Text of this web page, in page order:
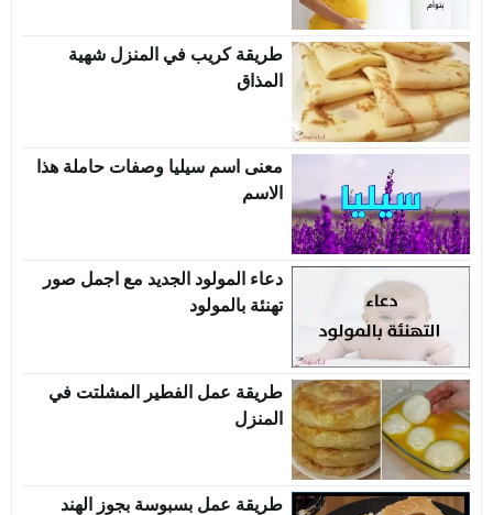
طريقة كريب في المنزل شهية
المذاق
معنى اسم سيليا وصفات حاملة هذا
الاسم
دعاء المولود الجديد مع اجمل صور
تهنئة بالمولود
طريقة عمل الفطير المشلتت في
المنزل
طريقة عمل بسبوسة بجوز الهند